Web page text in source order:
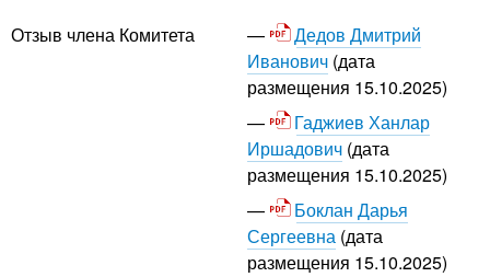
Отзыв члена Комитета
Дедов Дмитрий
Иванович (дата
размещения 15.10.2025)
Гаджиев Ханлар
Иршадович (дата
размещения 15.10.2025)
Боклан Дарья
Сергеевна (дата
размещения 15.10.2025)